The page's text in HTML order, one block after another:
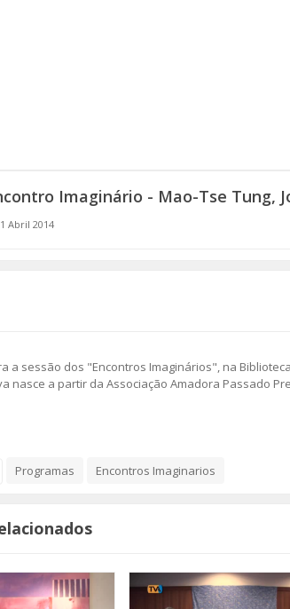
Imaginário - Mao-Tse Tung,
Abril 2014
a sessão dos "Encontros Imaginários", na
nasce a partir da Associação Amadora Passado
Programas Encontros Imaginarios